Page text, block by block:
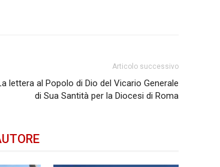
Articolo successivo
lettera al Popolo di Dio del Vicario Generale
di Sua Santità per la Diocesi di Roma